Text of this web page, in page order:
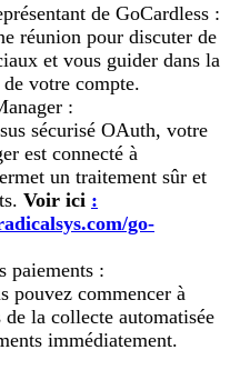
de GoCardless :
réunion pour discuter de
et vous guider dans la
votre compte.
:
sécurisé OAuth, votre
est connecté à
un traitement sûr et
Voir ici :
go-
paiements :
pouvez commencer à
de la collecte automatisée
immédiatement.